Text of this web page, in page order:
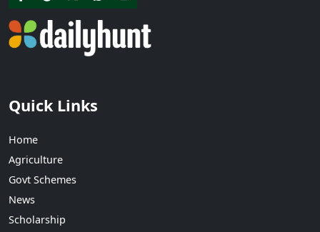
Quick Links
Home
Agriculture
Govt Schemes
News
Scholarship